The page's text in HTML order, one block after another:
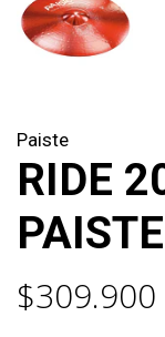
Paiste
RIDE
PAISTE
$309.900